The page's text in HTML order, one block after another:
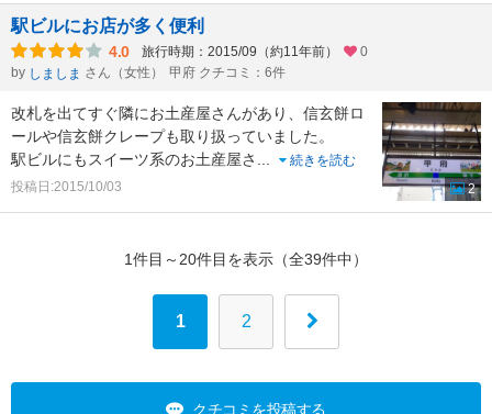
駅ビルにお店が多く便利
4.0 旅行時期：2015/09（約11年前）
0
by しましま さん（女性） 甲府 クチコミ：6件
改札を出てすぐ隣にお土産屋さんがあり、信玄餅ロ
ールや信玄餅クレープも取り扱っていました。
駅ビルにもスイーツ系のお土産屋さ
続きを読む
投稿日:2015/10/03
2
1件目～20件目を表示（全39件中）
1 2
クチコミを投稿する